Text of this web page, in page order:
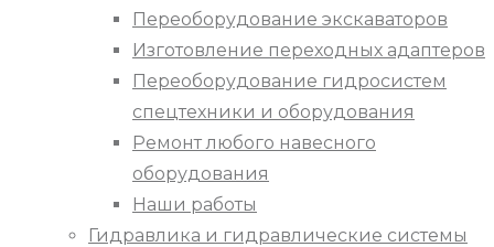
Переоборудование экскаваторов
Изготовление переходных адаптеров
Переоборудование гидросистем
спецтехники и оборудования
Ремонт любого навесного
оборудования
Наши работы
Гидравлика и гидравлические системы